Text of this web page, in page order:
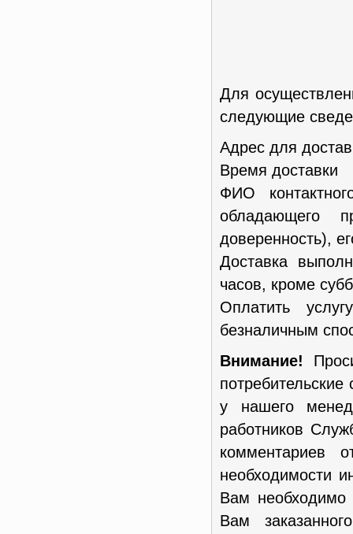
Для
следующие
Адрес для
Время доставки
ФИО
обладающего
доверенность),
Доставка
часов, кроме
Оплатить
безналичным
Внимание!
у нашего
работников
комментариев
необходимости
Вам
Вам